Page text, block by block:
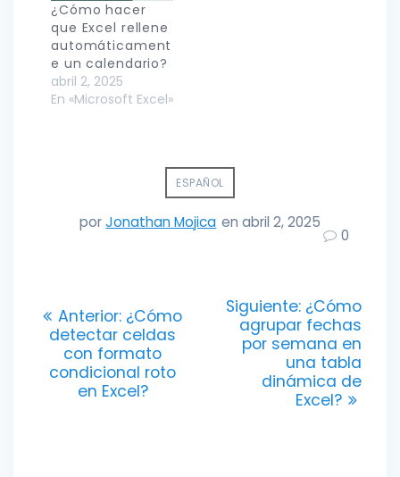
¿Cómo hacer
que Excel rellene
automáticament
e un calendario?
abril 2, 2025
En «Microsoft Excel»
ESPAÑOL
porJonathan Mojica en abril 2, 2025
0
entradas
Anterior: Entrada
anterior:
¿Cómo
detectar celdas
con formato
condicional roto
en Excel?
Siguiente: Entrada
siguiente:
¿Cómo
agrupar fechas
por semana en
una tabla
dinámica de
Excel?